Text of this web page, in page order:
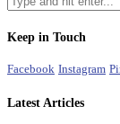
Keep in Touch
Facebook Instagram
Latest Articles